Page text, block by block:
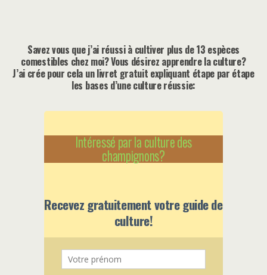
Savez vous que j’ai réussi à cultiver plus de 13 espèces
comestibles chez moi? Vous désirez apprendre la culture?
J’ai crée pour cela un livret gratuit expliquant étape par étape
les bases d’une culture réussie:
Intéressé par la culture des
champignons?
Recevez gratuitement votre guide de
culture!